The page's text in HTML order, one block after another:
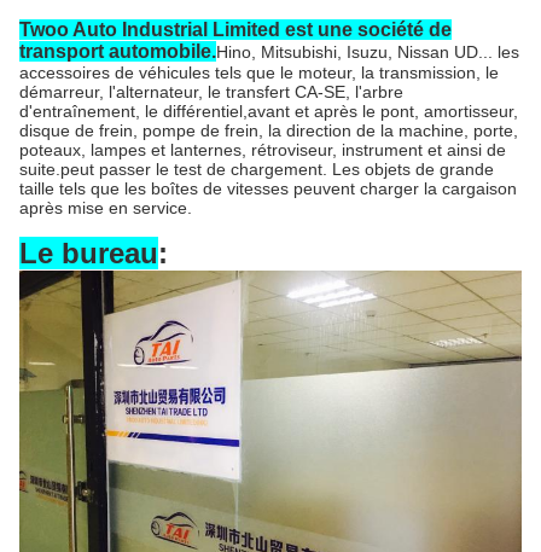
Twoo Auto Industrial Limited est une société de
transport automobile.Hino, Mitsubishi, Isuzu, Nissan UD... les
accessoires de véhicules tels que le moteur, la transmission, le
démarreur, l'alternateur, le transfert CA-SE, l'arbre
d'entraînement, le différentiel,avant et après le pont, amortisseur,
disque de frein, pompe de frein, la direction de la machine, porte,
poteaux, lampes et lanternes, rétroviseur, instrument et ainsi de
suite.peut passer le test de chargement. Les objets de grande
taille tels que les boîtes de vitesses peuvent charger la cargaison
après mise en service.
Le bureau: